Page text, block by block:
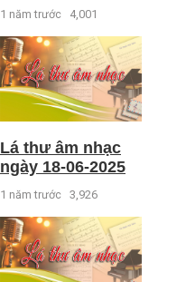
1 năm trước 4,001
Lá thư âm nhạc
ngày 18-06-2025
1 năm trước 3,926